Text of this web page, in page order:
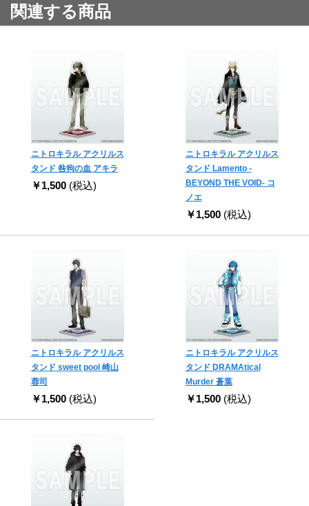
関連する商品
ニトロキラル アクリルス
タンド 咎狗の血 アキラ
￥1,500 (税込)
ニトロキラル アクリルス
タンド Lamento -
BEYOND THE VOID- コ
ノエ
￥1,500 (税込)
ニトロキラル アクリルス
タンド sweet pool 崎山
蓉司
￥1,500 (税込)
ニトロキラル アクリルス
タンド DRAMAtical
Murder 蒼葉
￥1,500 (税込)